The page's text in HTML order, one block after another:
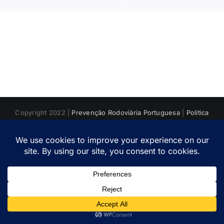
Copyright 2022 | Prevenção Rodoviária Portuguesa| Política
FacebookInstagram